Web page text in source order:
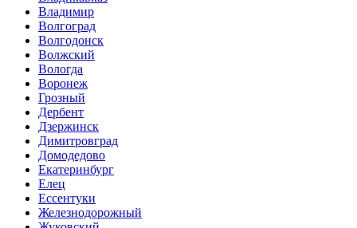
Владимир
Волгоград
Волгодонск
Волжский
Вологда
Воронеж
Грозный
Дербент
Дзержинск
Димитровград
Домодедово
Екатеринбург
Елец
Ессентуки
Железнодорожный